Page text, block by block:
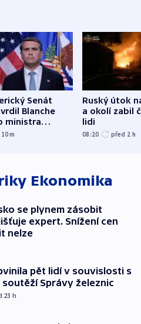
Senát
Blanche
ministra
10m
Ruský útok
a okolí zabil
lidi
08:20 před 2 h
Ekonomika
se plynem zásobit
expert. Snížení cen
nelze
pět lidí v souvislosti s
Správy železnic
23 h